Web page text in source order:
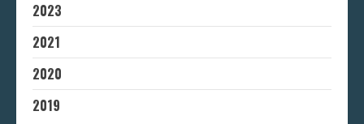
2023
2021
2020
2019